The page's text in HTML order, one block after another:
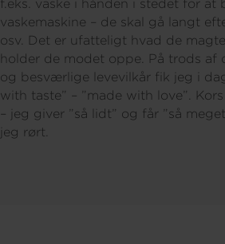
f.eks. vaske i hånden i stedet for at
vaskemaskine – de skal gå langt
osv. Det er ufatteligt hvad de
holder de modet oppe. På trods af
og besværlige levevilkår fik jeg i
with taste” – ”made with love”.
– jeg giver ”så lidt” og får ”så
jeg rørt.